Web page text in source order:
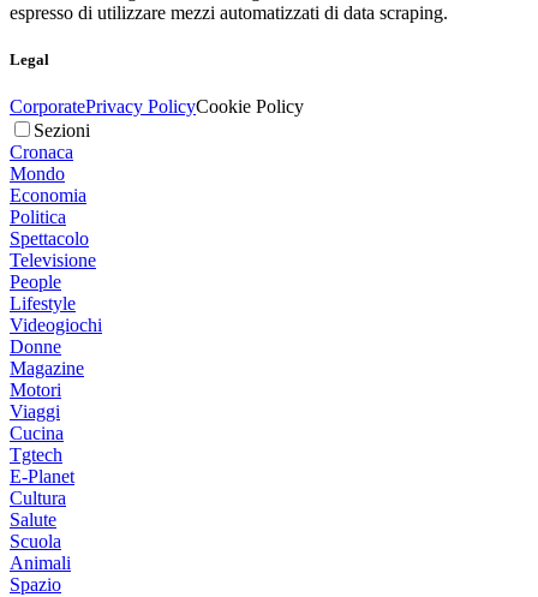
espresso di utilizzare mezzi automatizzati di data scraping.
Legal
CorporatePrivacy PolicyCookie Policy
Sezioni
Cronaca
Mondo
Economia
Politica
Spettacolo
Televisione
People
Lifestyle
Videogiochi
Donne
Magazine
Motori
Viaggi
Cucina
Tgtech
E-Planet
Cultura
Salute
Scuola
Animali
Spazio